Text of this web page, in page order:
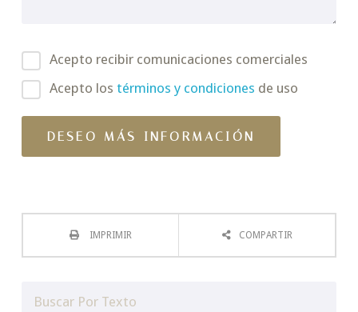
Acepto recibir comunicaciones comerciales
Acepto los términos y condiciones de uso
IMPRIMIR COMPARTIR